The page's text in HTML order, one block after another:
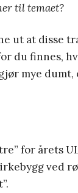
til temaet?
ut at disse
du finnes,
mye dumt,
for årets
ved